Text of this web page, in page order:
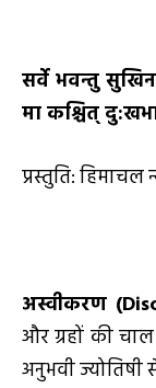
सर्वे भवन्तु
मा कश्चित्
प्रस्तुति:
अस्वीकरण (
और ग्रहों की
अनुभवी ज्योतिषी